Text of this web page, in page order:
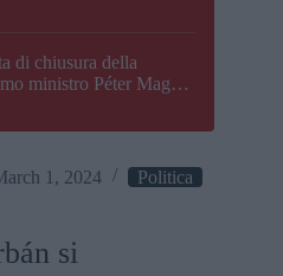
di chiusura della
ministro Péter Magyar
1, 2024 Politica
si